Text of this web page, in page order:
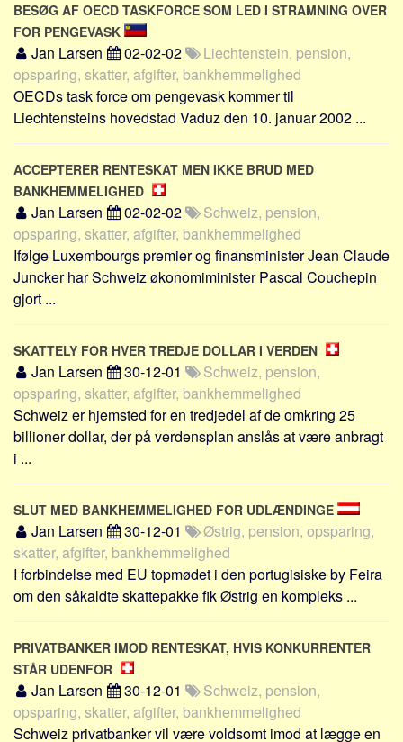
BESØG AF OECD TASKFORCE SOM LED I STRAMNING OVER
FOR PENGEVASK
Jan Larsen 02-02-02
Liechtenstein, pension,
opsparing, skatter, afgifter, bankhemmelighed
OECDs task force om pengevask kommer til
Liechtensteins hovedstad Vaduz den 10. januar 2002 ...
ACCEPTERER RENTESKAT MEN IKKE BRUD MED
BANKHEMMELIGHED
Jan Larsen 02-02-02
Schweiz, pension,
opsparing, skatter, afgifter, bankhemmelighed
Ifølge Luxembourgs premier og finansminister Jean Claude
Juncker har Schweiz økonomiminister Pascal Couchepin
gjort ...
SKATTELY FOR HVER TREDJE DOLLAR I VERDEN
Jan Larsen 30-12-01
Schweiz, pension,
opsparing, skatter, afgifter, bankhemmelighed
Schweiz er hjemsted for en tredjedel af de omkring 25
billioner dollar, der på verdensplan anslås at være anbragt
i ...
SLUT MED BANKHEMMELIGHED FOR UDLÆNDINGE
Jan Larsen 30-12-01
Østrig, pension, opsparing,
skatter, afgifter, bankhemmelighed
I forbindelse med EU topmødet i den portugisiske by Feira
om den såkaldte skattepakke fik Østrig en kompleks ...
PRIVATBANKER IMOD RENTESKAT, HVIS KONKURRENTER
STÅR UDENFOR
Jan Larsen 30-12-01
Schweiz, pension,
opsparing, skatter, afgifter, bankhemmelighed
Schweiz privatbanker vil være voldsomt imod at lægge en